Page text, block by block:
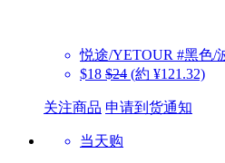
悦途/YETOUR #黑色/
$18 $24 (約 ¥121.32)
关注商品 申请到货通知
当天购